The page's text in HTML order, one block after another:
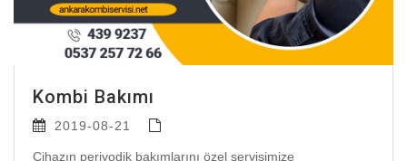
Kombi Bakımı
2019-08-21
Cihazın periyodik bakımlarını özel servisimize